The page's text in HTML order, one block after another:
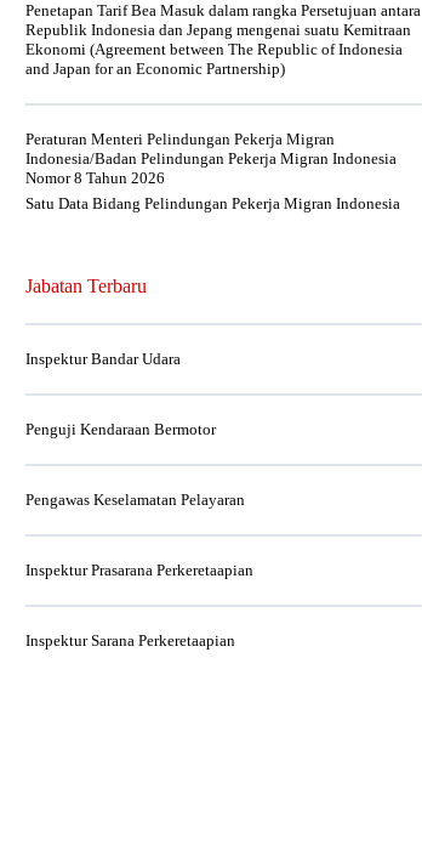
Penetapan Tarif Bea Masuk dalam rangka Persetujuan antara
Republik Indonesia dan Jepang mengenai suatu Kemitraan
Ekonomi (Agreement between The Republic of Indonesia
and Japan for an Economic Partnership)
Peraturan Menteri Pelindungan Pekerja Migran
Indonesia/Badan Pelindungan Pekerja Migran Indonesia
Nomor 8 Tahun 2026
Satu Data Bidang Pelindungan Pekerja Migran Indonesia
Jabatan Terbaru
Inspektur Bandar Udara
Penguji Kendaraan Bermotor
Pengawas Keselamatan Pelayaran
Inspektur Prasarana Perkeretaapian
Inspektur Sarana Perkeretaapian